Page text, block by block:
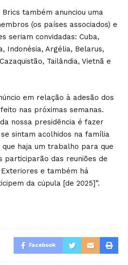
também anunciou uma
(os países associados) e
seriam convidadas: Cuba,
Indonésia, Argélia, Belarus,
Tailândia, Vietnã e
em relação à adesão dos
nas próximas semanas.
nossa presidência é fazer
sintam acolhidos na família
haja um trabalho para que
participarão das reuniões de
e também há
da cúpula [de 2025]”.
Facebook